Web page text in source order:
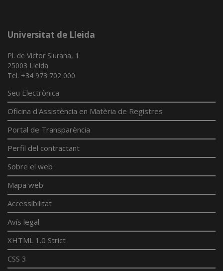
Universitat de Lleida
Pl. de Víctor Siurana, 1
25003 Lleida
Tel. +34 973 702 000
Seu Electrònica
Oficina d'Assistència en Matèria de Registres
Portal de Transparència
Perfil del contractant
Sobre el web
Mapa web
Accessibilitat
Avís legal
XHTML 1.0 Strict
CSS 3